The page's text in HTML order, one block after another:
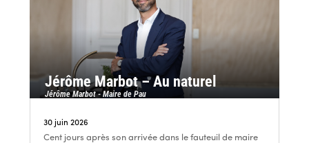
Jérôme Marbot – Au naturel
Jérôme Marbot - Maire de Pau
30 juin 2026
Cent jours après son arrivée dans le fauteuil de maire